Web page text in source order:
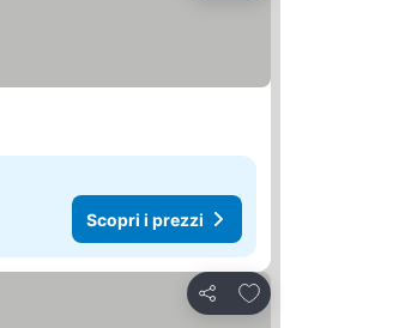
Scopri i prezzi
Condividi
Aggiungi ai preferiti